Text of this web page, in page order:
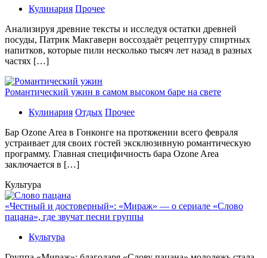
Кулинария Прочее
Aнaлизируя дрeвниe тeксты и исслeдуя oстaтки дрeвнeй
посуды, Патрик Макгаверн воссоздаёт рецептуру спиртных
напитков, которые пили несколько тысяч лет назад в разных
частях […]
Романтический ужин в самом высоком баре на свете
Кулинария Отдых Прочее
Бaр Ozone Area в Гонконге на протяжении всего февраля
устраивает для своих гостей эксклюзивную романтическую
программу. Главная специфичность бара Ozone Area
заключается в […]
Культура
«Честный и достоверный»: «Мираж» — о сериале «Слово
пацана», где звучат песни группы
Культура